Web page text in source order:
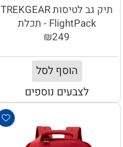
תיק גב לטיסות TREKGEAR
FlightPack - תכלת
₪249
הוסף לסל
לצבעים נוספים